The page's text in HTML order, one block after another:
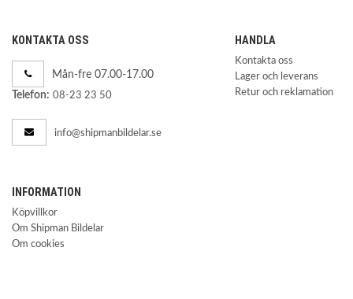
KONTAKTA OSS
Mån-fre 07.00-17.00
Telefon: 08-23 23 50
info@shipmanbildelar.se
HANDLA
Kontakta oss
Lager och leverans
Retur och reklamation
INFORMATION
Köpvillkor
Om Shipman Bildelar
Om cookies